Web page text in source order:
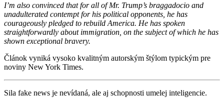
I’m also convinced that for all of Mr. Trump’s braggadocio and
unadulterated contempt for his political opponents, he has
courageously pledged to rebuild America. He has spoken
straightforwardly about immigration, on the subject of which he has
shown exceptional bravery.
Článok vyniká vysoko kvalitným autorským štýlom typickým pre
noviny New York Times.
Sila fake news je nevídaná, ale aj schopnosti umelej inteligencie.